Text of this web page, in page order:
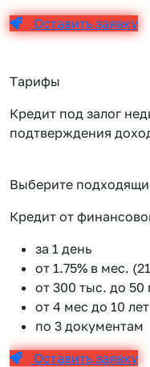
Оставить заявку
Тарифы
Кредит под залог
подтверждения
Выберите
Кредит от
за 1 день
от 1.75% в мес.
от 300 тыс. до 50
от 4 мес до 10 лет
по 3 документам
Оставить заявку